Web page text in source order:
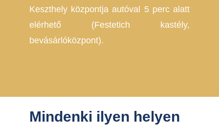
Keszthely központja autóval 5 perc alatt
elérhető (Festetich kastély,
bevásárlóközpont).
Mindenki ilyen helyen